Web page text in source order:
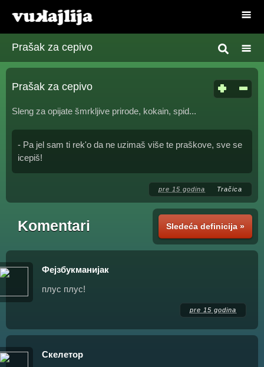
Prašak za cepivo
Prašak za cepivo
Sleng za opijate šmrkljive prirode, kokain, spid...
- Pa jel sam ti rek'o da ne uzimaš više te praškove, sve se
icepiš!
pre 15 godina Tračica
Sledeća definicija »
Komentari
Фејзбукманијак
плус плус!
pre 15 godina
Скелетор